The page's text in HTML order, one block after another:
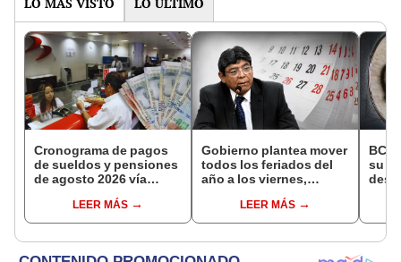
Cronograma de pagos
de sueldos y pensiones
de agosto 2026 vía
conoce las fechas de
depósito
LEER MÁS
Gobierno plantea mover
todos los feriados del
año a los viernes,
Navidad y Año Nuevo
LEER MÁS
BCR
su